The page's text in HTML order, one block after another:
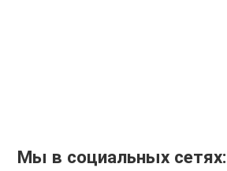
Мы в социальных сетях: